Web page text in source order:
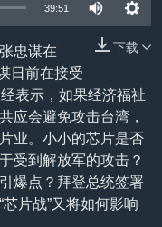
39:51
下载
忠谋在
日前在接受
表示，如果经济福祉
应会避免攻击台湾，
业。小小的芯片是否
受到解放军的攻击？
爆点？拜登总统签署
片战”又将如何影响